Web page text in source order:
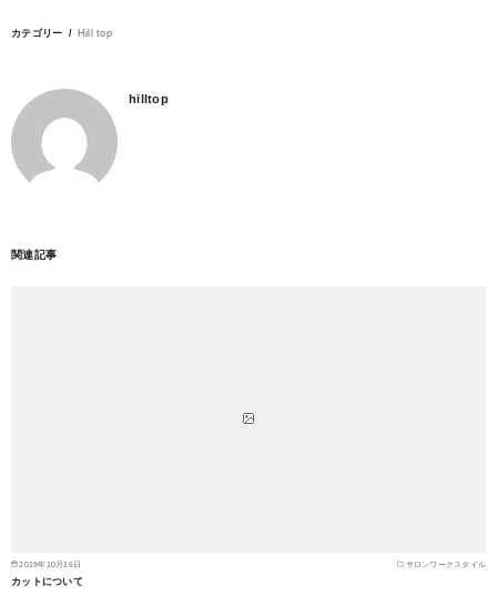
カテゴリー Hill top
hilltop
関連記事
2019年10月16日 サロンワークスタイル
カットについて